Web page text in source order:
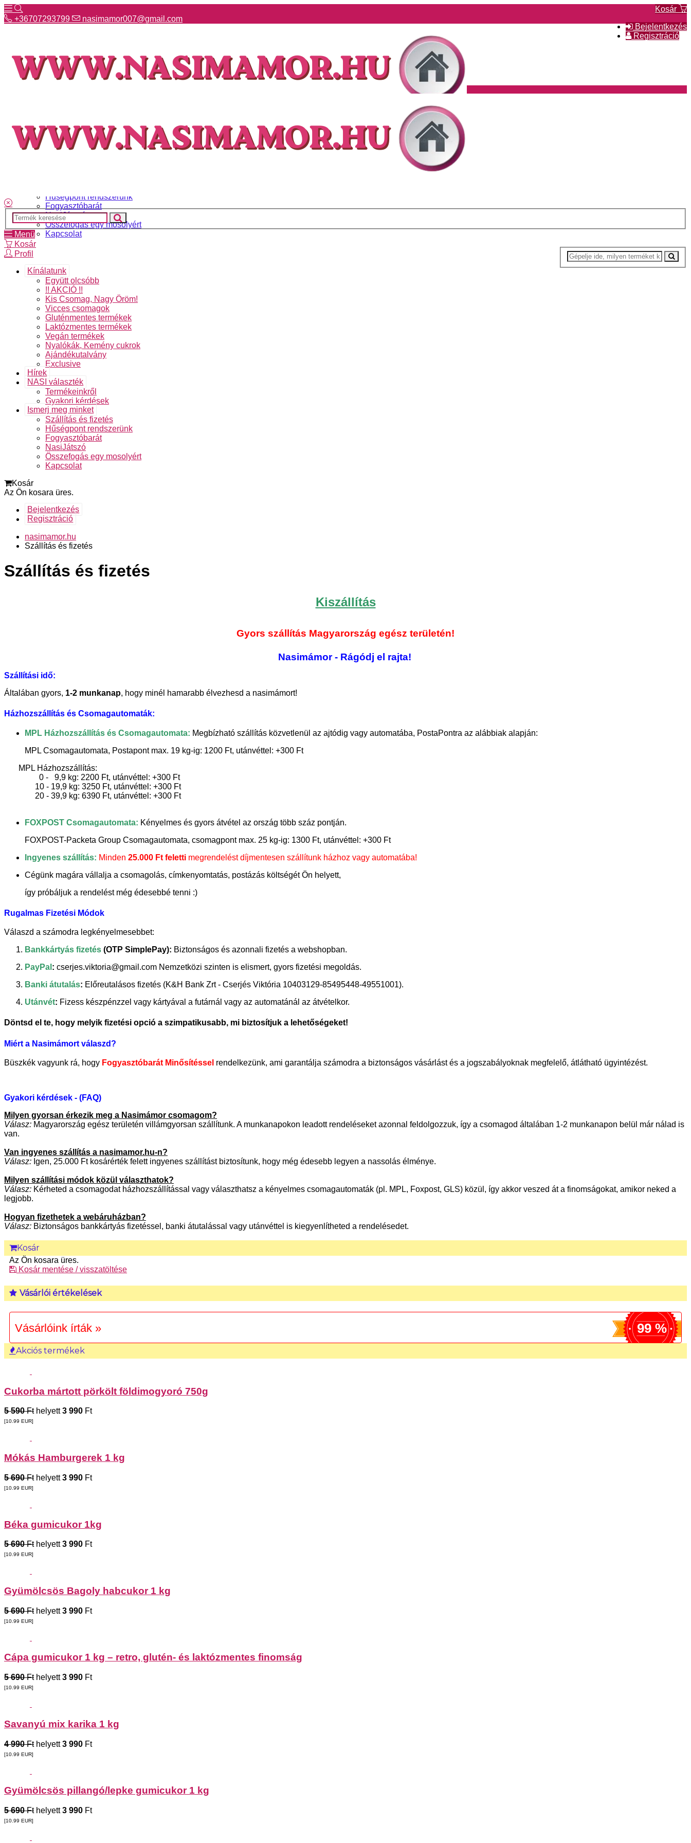
Kosár
Bejelentkezés
Regisztráció
+36707293799 nasimamor007@gmail.com
Hírek
NASI választék
Hűségpont rendszerünk
Fogyasztóbarát
NasiJátszó
Összefogás egy mosolyért
Kapcsolat
Menü
Kosár
Profil
Kínálatunk
Együtt olcsóbb
!! AKCIÓ !!
Kis Csomag, Nagy Öröm!
Vicces csomagok
Gluténmentes termékek
Laktózmentes termékek
Vegán termékek
Nyalókák, Kemény cukrok
Ajándékutalvány
Exclusive
Hírek
NASI választék
Termékeinkről
Gyakori kérdések
Ismerj meg minket
Szállítás és fizetés
Hűségpont rendszerünk
Fogyasztóbarát
NasiJátszó
Összefogás egy mosolyért
Kapcsolat
Kosár
Az Ön kosara üres.
Bejelentkezés
Regisztráció
nasimamor.hu
Szállítás és fizetés
Szállítás és fizetés
Kiszállítás
Gyors szállítás Magyarország egész területén!
Nasimámor - Rágódj el rajta!
Szállítási idő:
Általában gyors, 1-2 munkanap, hogy minél hamarabb élvezhesd a nasimámort!
Házhozszállítás és Csomagautomaták:
MPL Házhozszállítás és Csomagautomata: Megbízható szállítás közvetlenül az ajtódig vagy automatába, PostaPontra az alábbiak alapján:
MPL Csomagautomata, Postapont max. 19 kg-ig: 1200 Ft, utánvéttel: +300 Ft
MPL Házhozszállítás:
0 - 9,9 kg: 2200 Ft, utánvéttel: +300 Ft
10 - 19,9 kg: 3250 Ft, utánvéttel: +300 Ft
20 - 39,9 kg: 6390 Ft, utánvéttel: +300 Ft
FOXPOST Csomagautomata: Kényelmes és gyors átvétel az ország több száz pontján.
FOXPOST-Packeta Group Csomagautomata, csomagpont max. 25 kg-ig: 1300 Ft, utánvéttel: +300 Ft
Ingyenes szállítás: Minden 25.000 Ft feletti megrendelést díjmentesen szállítunk házhoz vagy automatába!
Cégünk magára vállalja a csomagolás, címkenyomtatás, postázás költségét Ön helyett,
így próbáljuk a rendelést még édesebbé tenni :)
Rugalmas Fizetési Módok
Válaszd a számodra legkényelmesebbet:
Bankkártyás fizetés (OTP SimplePay): Biztonságos és azonnali fizetés a webshopban.
PayPal : cserjes.viktoria@gmail.com Nemzetközi szinten is elismert, gyors fizetési megoldás.
Banki átutalás: Előreutalásos fizetés (K&H Bank Zrt - Cserjés Viktória 10403129-85495448-49551001).
Utánvét: Fizess készpénzzel vagy kártyával a futárnál vagy az automatánál az átvételkor.
Döntsd el te, hogy melyik fizetési opció a szimpatikusabb, mi biztosítjuk a lehetőségeket!
Miért a Nasimámort válaszd?
Büszkék vagyunk rá, hogy Fogyasztóbarát Minősítéssel rendelkezünk, ami garantálja számodra a biztonságos vásárlást és a jogszabályoknak megfelelő, átlátható ügyintézést.
Gyakori kérdések - (FAQ)
Milyen gyorsan érkezik meg a Nasimámor csomagom?
Válasz: Magyarország egész területén villámgyorsan szállítunk. A munkanapokon leadott rendeléseket azonnal feldolgozzuk, így a csomagod általában 1-2 munkanapon belül már nálad is
van.
Van ingyenes szállítás a nasimamor.hu-n?
Válasz: Igen, 25.000 Ft kosárérték felett ingyenes szállítást biztosítunk, hogy még édesebb legyen a nassolás élménye.
Milyen szállítási módok közül választhatok?
Válasz: Kérheted a csomagodat házhozszállítással vagy választhatsz a kényelmes csomagautomaták (pl. MPL, Foxpost, GLS) közül, így akkor veszed át a finomságokat, amikor neked a
legjobb.
Hogyan fizethetek a webáruházban?
Válasz: Biztonságos bankkártyás fizetéssel, banki átutalással vagy utánvéttel is kiegyenlítheted a rendelésedet.
Kosár
Az Ön kosara üres.
Kosár mentése / visszatöltése
Vásárlói értékelések
Vásárlóink írták » 99 %
Akciós termékek
Cukorba mártott pörkölt földimogyoró 750g
5 590 Fthelyett3 990 Ft
[10.99 EUR]
Mókás Hamburgerek 1 kg
5 690 Fthelyett3 990 Ft
[10.99 EUR]
Béka gumicukor 1kg
5 690 Fthelyett3 990 Ft
[10.99 EUR]
Gyümölcsös Bagoly habcukor 1 kg
5 690 Fthelyett3 990 Ft
[10.99 EUR]
Cápa gumicukor 1 kg – retro, glutén- és laktózmentes finomság
5 690 Fthelyett3 990 Ft
[10.99 EUR]
Savanyú mix karika 1 kg
4 990 Fthelyett3 990 Ft
[10.99 EUR]
Gyümölcsös pillangó/lepke gumicukor 1 kg
5 690 Fthelyett3 990 Ft
[10.99 EUR]